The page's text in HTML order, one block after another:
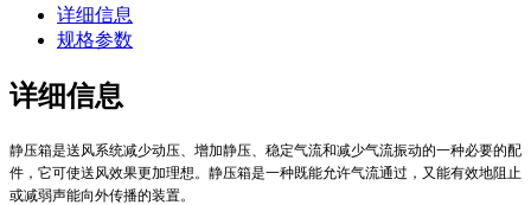
详细信息
规格参数
详细信息
静压箱是送风系统减少动压、增加静压、稳定气流和减少气流振动的一种必要的配
件，它可使送风效果更加理想。静压箱是一种既能允许气流通过，又能有效地阻止
或减弱声能向外传播的装置。